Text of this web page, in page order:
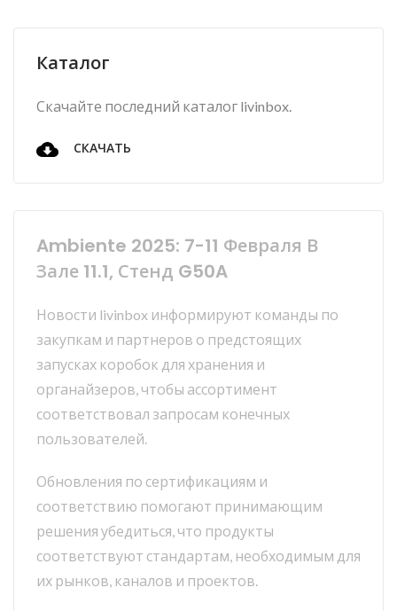
Каталог
Скачайте последний каталог livinbox.
СКАЧАТЬ
Ambiente 2025: 7-11 Февраля В
Зале 11.1, Стенд G50A
Новости livinbox информируют команды по
закупкам и партнеров о предстоящих
запусках коробок для хранения и
органайзеров, чтобы ассортимент
соответствовал запросам конечных
пользователей.
Обновления по сертификациям и
соответствию помогают принимающим
решения убедиться, что продукты
соответствуют стандартам, необходимым для
их рынков, каналов и проектов.